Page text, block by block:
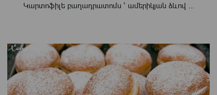
Կարտոֆիլե բաղադրատոմս ՝ ամերիկյան ձևով ...